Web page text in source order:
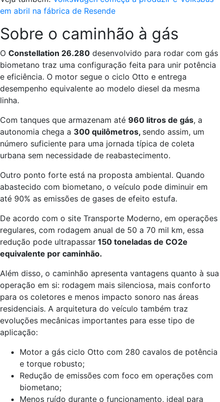
em abril na fábrica de Resende
Sobre o caminhão à gás
O Constellation 26.280 desenvolvido para rodar com gás
biometano traz uma configuração feita para unir potência
e eficiência. O motor segue o ciclo Otto e entrega
desempenho equivalente ao modelo diesel da mesma
linha.
Com tanques que armazenam até 960 litros de gás, a
autonomia chega a 300 quilômetros, sendo assim, um
número suficiente para uma jornada típica de coleta
urbana sem necessidade de reabastecimento.
Outro ponto forte está na proposta ambiental. Quando
abastecido com biometano, o veículo pode diminuir em
até 90% as emissões de gases de efeito estufa.
De acordo com o site Transporte Moderno, em operações
regulares, com rodagem anual de 50 a 70 mil km, essa
redução pode ultrapassar 150 toneladas de CO2e
equivalente por caminhão.
Além disso, o caminhão apresenta vantagens quanto à sua
operação em si: rodagem mais silenciosa, mais conforto
para os coletores e menos impacto sonoro nas áreas
residenciais. A arquitetura do veículo também traz
evoluções mecânicas importantes para esse tipo de
aplicação:
Motor a gás ciclo Otto com 280 cavalos de potência
e torque robusto;
Redução de emissões com foco em operações com
biometano;
Menos ruído durante o funcionamento, ideal para